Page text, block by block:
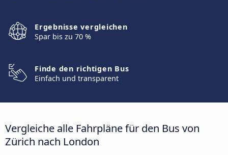
Ergebnisse vergleichen
Spar bis zu 70 %
Finde den richtigen Bus
Einfach und transparent
Vergleiche alle Fahrpläne für den Bus von
Zürich nach London